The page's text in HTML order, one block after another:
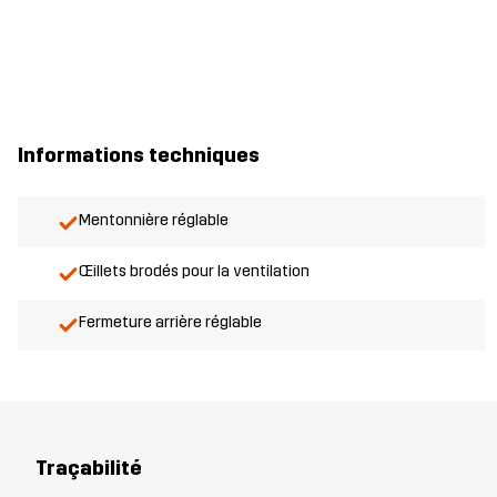
Informations techniques
Mentonnière réglable
Œillets brodés pour la ventilation
Fermeture arrière réglable
Traçabilité